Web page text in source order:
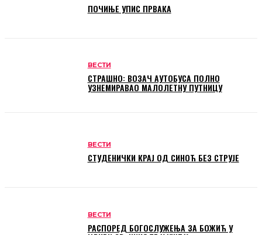
ПОЧИЊЕ УПИС ПРВАКА
ВЕСТИ
СТРАШНО: ВОЗАЧ АУТОБУСА ПОЛНО
УЗНЕМИРАВАО МАЛОЛЕТНУ ПУТНИЦУ
ВЕСТИ
СТУДЕНИЧКИ КРАЈ ОД СИНОЋ БЕЗ СТРУЈЕ
ВЕСТИ
РАСПОРЕД БОГОСЛУЖЕЊА ЗА БОЖИЋ У